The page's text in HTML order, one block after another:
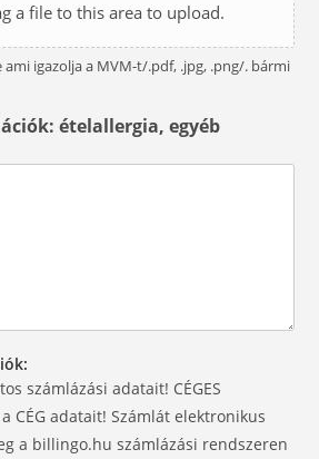
a file to this area to upload.
igazolja a MVM-t/.pdf, .jpg, .png/. bármi
ételallergia, egyéb
számlázási adatait! CÉGES
CÉG adatait! Számlát elektronikus
a billingo.hu számlázási rendszeren